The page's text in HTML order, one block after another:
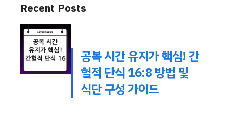
Recent Posts
공복 시간 유지가 핵심! 간
헐적 단식 16:8 방법 및
식단 구성 가이드